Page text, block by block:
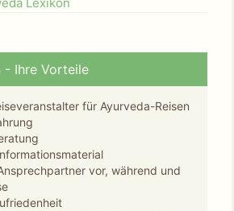
- Ihre Vorteile
für Ayurveda-Reisen
vor, während und